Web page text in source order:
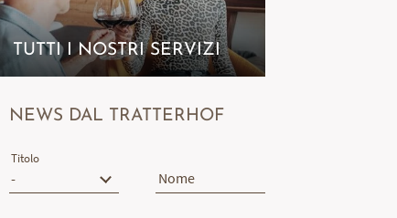
TUTTI I NOSTRI SERVIZI
NEWS DAL TRATTERHOF
Titolo
Nome